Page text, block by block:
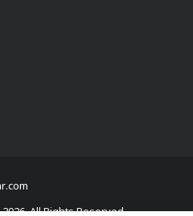
All Rights Reserved